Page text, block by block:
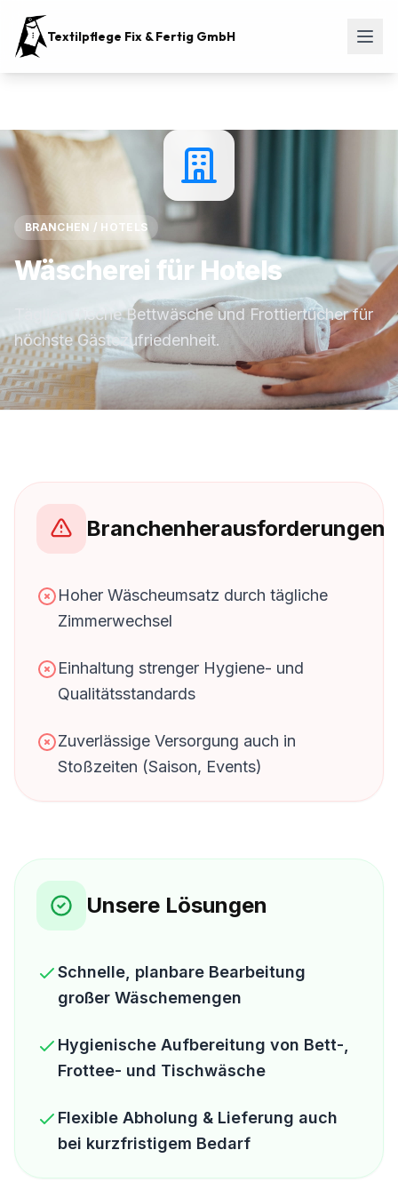
Textilpflege Fix & Fertig GmbH
BRANCHEN / HOTELS
Wäscherei für Hotels
Täglich frische Bettwäsche und Frottiertücher für
höchste Gästezufriedenheit.
Branchenherausforderungen
Hoher Wäscheumsatz durch tägliche
Zimmerwechsel
Einhaltung strenger Hygiene- und
Qualitätsstandards
Zuverlässige Versorgung auch in
Stoßzeiten (Saison, Events)
Unsere Lösungen
Schnelle, planbare Bearbeitung
großer Wäschemengen
Hygienische Aufbereitung von Bett-,
Frottee- und Tischwäsche
Flexible Abholung & Lieferung auch
bei kurzfristigem Bedarf